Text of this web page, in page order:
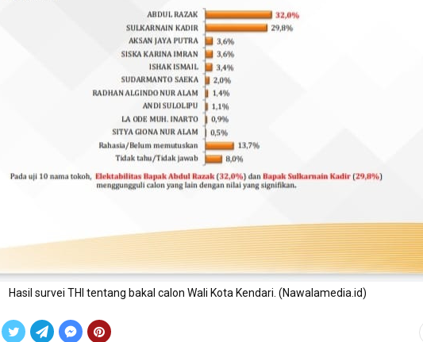
Hasil survei THI tentang bakal calon Wali Kota Kendari. (Nawalamedia.id)